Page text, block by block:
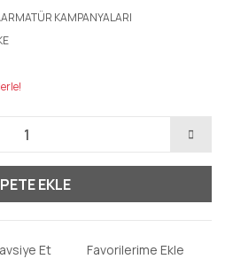
KAMPANYALARI
EKLE
Et